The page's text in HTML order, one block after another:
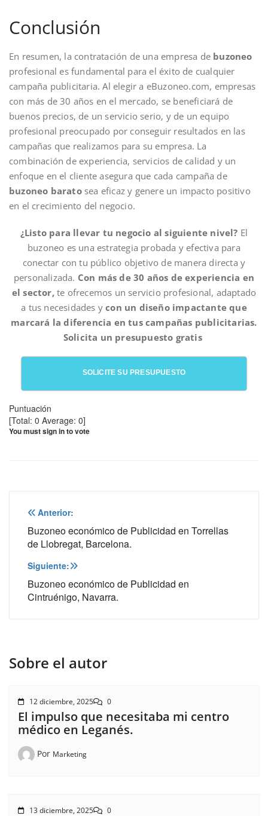
Conclusión
En resumen, la contratación de una empresa de buzoneo
profesional es fundamental para el éxito de cualquier
campaña publicitaria. Al elegir a eBuzoneo.com, empresas
con más de 30 años en el mercado, se beneficiará de
buenos precios, de un servicio serio, y de un equipo
profesional preocupado por conseguir resultados en las
campañas que realizamos para su empresa. La
combinación de experiencia, servicios de calidad y un
enfoque en el cliente asegura que cada campaña de
buzoneo baratosea eficaz y genere un impacto positivo
en el crecimiento del negocio.
¿Listo para llevar tu negocio al siguiente nivel? El
buzoneo es una estrategia probada y efectiva para
conectar con tu público objetivo de manera directa y
personalizada. Con más de 30 años de experiencia en
el sector,te ofrecemos un servicio profesional, adaptado
a tus necesidades ycon un diseño impactante que
marcará la diferencia en tus campañas publicitarias.
Solicita un presupuesto gratis
SOLICITE SU PRESUPUESTO
Puntuación
[Total: 0 Average: 0]
You must sign in to vote
Navegación
de
entradas
Anterior:
Buzoneo económico de Publicidad en Torrellas
de Llobregat, Barcelona.
Siguiente:
Buzoneo económico de Publicidad en
Cintruénigo, Navarra.
Sobre el autor
13 diciembre, 2025 0
12 diciembre, 2025 0
El impulso que necesitaba mi centro
médico en Leganés.
Por Marketing